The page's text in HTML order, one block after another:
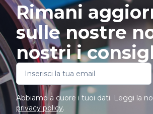
Rimani
sulle nostre
nostri i
Abbiamo a cuore i tuoi dati. Leggi la
privacy policy.